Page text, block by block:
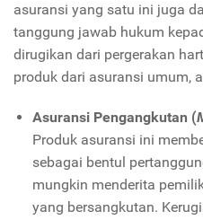
asuransi yang satu ini juga
tanggung jawab hukum
dirugikan dari pergerakan
produk dari asuransi umum,
Asuransi Pengangkutan (
Produk asuransi ini
sebagai bentul
mungkin menderita
yang bersangkutan.